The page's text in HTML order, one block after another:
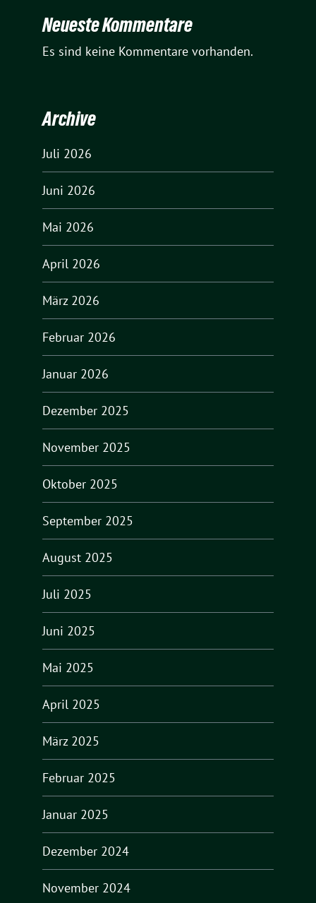
Neueste Kommentare
Es sind keine Kommentare vorhanden.
Archive
Juli 2026
Juni 2026
Mai 2026
April 2026
März 2026
Februar 2026
Januar 2026
Dezember 2025
November 2025
Oktober 2025
September 2025
August 2025
Juli 2025
Juni 2025
Mai 2025
April 2025
März 2025
Februar 2025
Januar 2025
Dezember 2024
November 2024